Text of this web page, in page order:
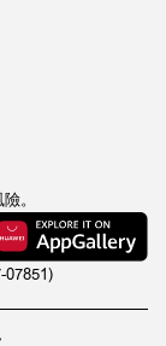
。
07851)